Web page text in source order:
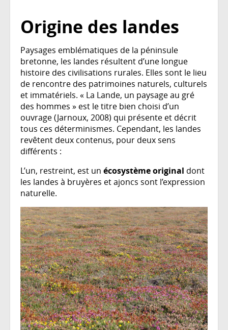
Origine des landes
Paysages emblématiques de la péninsule
bretonne, les landes résultent d’une longue
histoire des civilisations rurales. Elles sont le lieu
de rencontre des patrimoines naturels, culturels
et immatériels. « La Lande, un paysage au gré
des hommes » est le titre bien choisi d’un
ouvrage (Jarnoux, 2008) qui présente et décrit
tous ces déterminismes. Cependant, les landes
revêtent deux contenus, pour deux sens
différents :
L’un, restreint, est un écosystème original dont
les landes à bruyères et ajoncs sont l’expression
naturelle.